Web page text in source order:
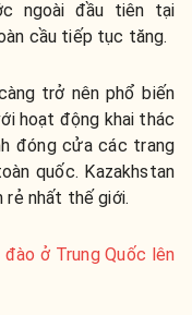
ngoài đầu tiên tại
cầu tiếp tục tăng.
trở nên phổ biến
hoạt động khai thác
đóng cửa các trang
quốc. Kazakhstan
rẻ nhất thế giới.
ở Trung Quốc lên